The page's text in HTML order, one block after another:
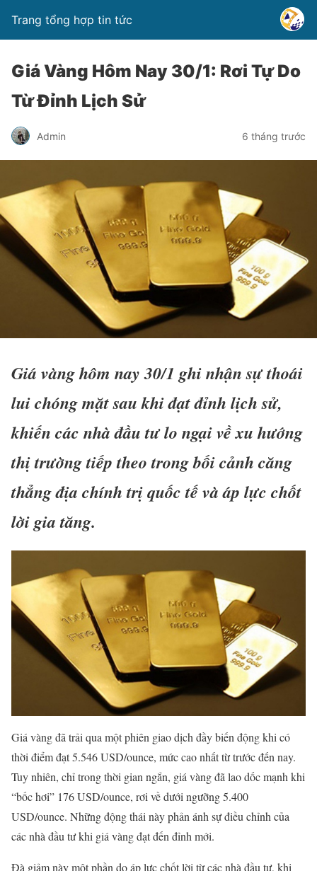
Trang tổng hợp tin tức
Giá Vàng Hôm Nay 30/1: Rơi Tự Do
Từ Đỉnh Lịch Sử
Admin 6 tháng trước
Giá vàng hôm nay 30/1 ghi nhận sự thoái
lui chóng mặt sau khi đạt đỉnh lịch sử,
khiến các nhà đầu tư lo ngại về xu hướng
thị trường tiếp theo trong bối cảnh căng
thẳng địa chính trị quốc tế và áp lực chốt
lời gia tăng.
Giá vàng đã trải qua một phiên giao dịch đầy biến động khi có
thời điểm đạt 5.546 USD/ounce, mức cao nhất từ trước đến nay.
Tuy nhiên, chỉ trong thời gian ngắn, giá vàng đã lao dốc mạnh khi
“bốc hơi” 176 USD/ounce, rơi về dưới ngưỡng 5.400
USD/ounce. Những động thái này phản ánh sự điều chỉnh của
các nhà đầu tư khi giá vàng đạt đến đỉnh mới.
Đà giảm này một phần do áp lực chốt lời từ các nhà đầu tư, khi